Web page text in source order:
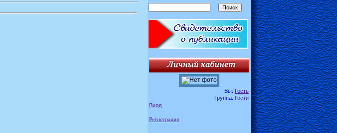
Вы: Гость
Группа: Гости
Вход
Регистрация